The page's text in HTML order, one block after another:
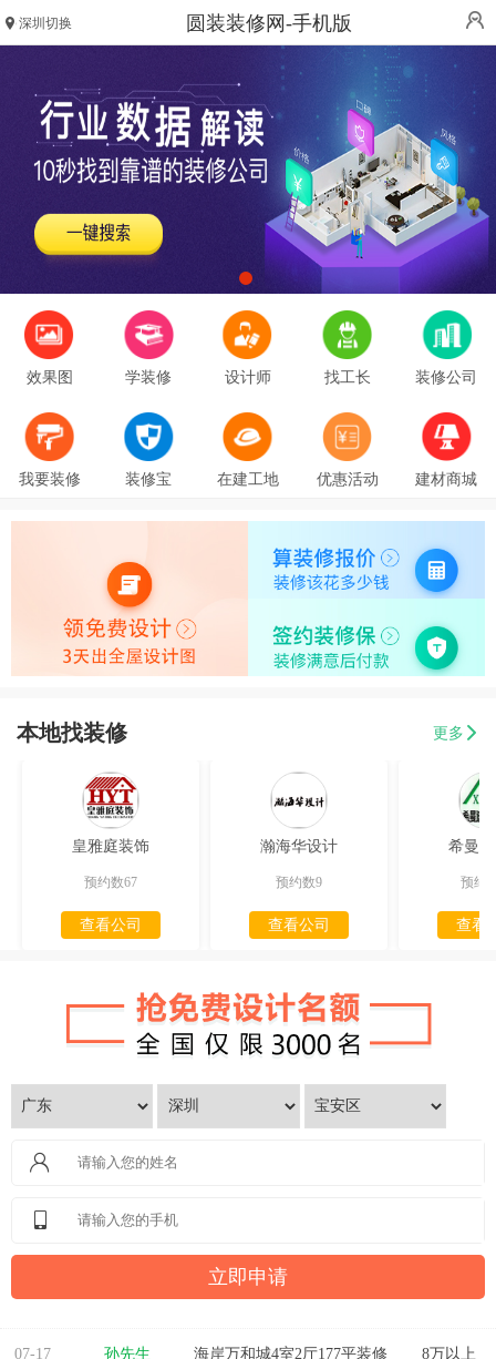
深圳切换 圆装装修网-手机版
效果图 学装修 设计师 找工长 装修公司
我要装修 装修宝 在建工地 优惠活动 建材商城
本地找装修 更多
皇雅庭装饰
预约数67
查看公司
瀚海华设计
预约数9
查看公司
希曼
预约
查看
07-17 孙先生 海岸万和城4室2厅177平装修 8万以上